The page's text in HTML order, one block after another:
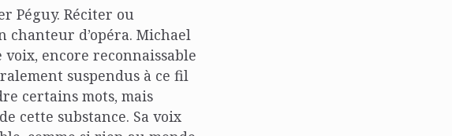
Péguy. Réciter ou
chanteur d’opéra. Michael
encore reconnaissable
suspendus à ce fil
certains mots, mais
cette substance. Sa voix